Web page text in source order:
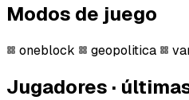
Modos de juego
oneblock geopolitica
Jugadores ·